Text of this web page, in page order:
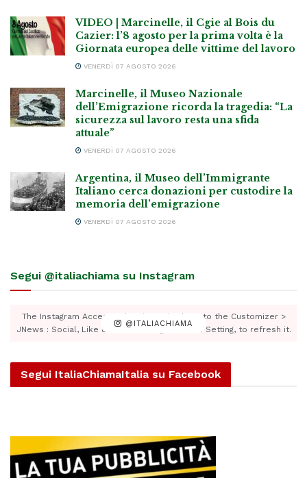
VIDEO | Marcinelle, il Cgie al Bois du
Cazier: l’8 agosto per la prima volta è la
Giornata europea delle vittime del lavoro
VENERDÌ 07 AGOSTO 2026
Marcinelle, il Museo Nazionale
dell’Emigrazione ricorda la tragedia: “La
sicurezza sul lavoro resta una sfida
attuale”
VENERDÌ 07 AGOSTO 2026
Argentina, il Museo dell’Immigrante
Italiano cerca donazioni per custodire la
memoria dell’emigrazione
VENERDÌ 07 AGOSTO 2026
Segui @italiachiama su Instagram
@ITALIACHIAMA
The Instagram Access Token is expired, Go to the Customizer >
JNews : Social, Like & View > Instagram Feed Setting, to refresh it.
Segui ItaliaChiamaItalia su Facebook